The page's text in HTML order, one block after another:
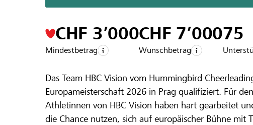
Von Sargans
Prag 2026
Ein Projekt aus der Region derRaiffeisenbank
Das Team HBC Vision vom Hummingbird
Europameisterschaft 2026 in Prag qualifiziert. Für
Athletinnen von HBC Vision haben hart gearbeitet
die Chance nutzen, sich auf europäischer Bühne mit
CHF 3’000
Mindestbetrag
CHF 7’000
Wunschbetrag
75